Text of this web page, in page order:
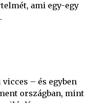
ami egy-egy
– és egyben
országban, mint